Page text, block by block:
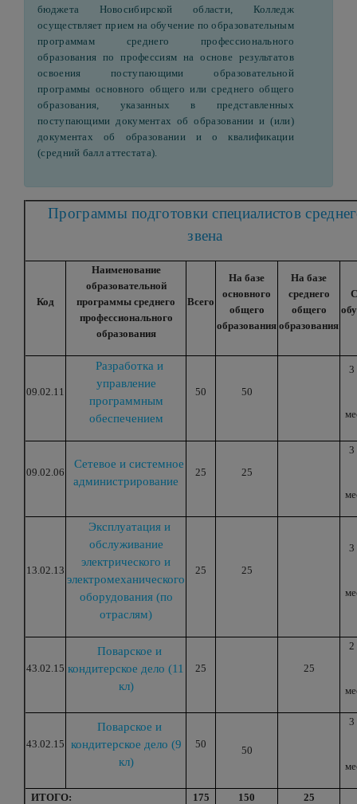
бюджета Новосибирской области, Колледж
осуществляет прием на обучение по образовательным
программам среднего профессионального
образования по профессиям на основе результатов
освоения поступающими образовательной
программы основного общего или среднего общего
образования, указанных в представленных
поступающими документах об образовании и (или)
документах об образовании и о квалификации
(средний балл аттестата).
Программы подготовки специалистов
звена
Код
Наименование
образовательной
программы среднего
профессионального
образования
Всего
На базе
основного
общего
образования
На базе
среднего
общего
образования
09.02.11
Разработка и
управление
программным
обеспечением
50 50
3
09.02.06
Сетевое и системное
администрирование
25 25
3
13.02.13
Эксплуатация и
обслуживание
электрического и
электромеханического
оборудования (по
отраслям)
25 25
3
43.02.15
Поварское и
кондитерское дело (11
кл)
25 25
2
43.02.15
Поварское и
кондитерское дело (9
кл)
50
50
3
ИТОГО: 175 150 25